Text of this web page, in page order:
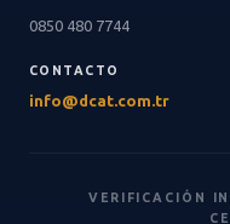
0850 480 7744
CONTACTO
info@dcat.com.tr
VERIFICACIÓN